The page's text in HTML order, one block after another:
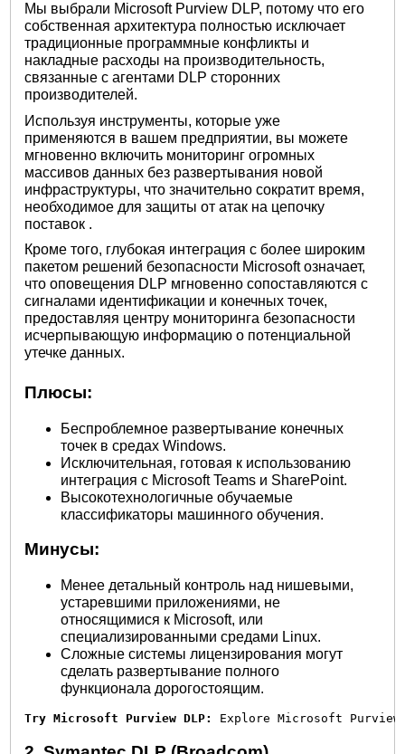
Мы выбрали Microsoft Purview DLP, потому что его
собственная архитектура полностью исключает
традиционные программные конфликты и
накладные расходы на производительность,
связанные с агентами DLP сторонних
производителей.
Используя инструменты, которые уже
применяются в вашем предприятии, вы можете
мгновенно включить мониторинг огромных
массивов данных без развертывания новой
инфраструктуры, что значительно сократит время,
необходимое для защиты отатак на цепочку
поставок .
Кроме того, глубокая интеграция с более широким
пакетом решений безопасности Microsoft означает,
что оповещения DLP мгновенно сопоставляются с
сигналами идентификации и конечных точек,
предоставляя центру мониторинга безопасности
исчерпывающую информацию о потенциальной
утечке данных.
Плюсы:
Беспроблемное развертывание конечных
точек в средах Windows.
Исключительная, готовая к использованию
интеграция с Microsoft Teams и SharePoint.
Высокотехнологичные обучаемые
классификаторы машинного обучения.
Минусы:
Менее детальный контроль над нишевыми,
устаревшими приложениями, не
относящимися к Microsoft, или
специализированными средами Linux.
Сложные системы лицензирования могут
сделать развертывание полного
функционала дорогостоящим.
Try Microsoft Purview DLP: Explore Microsoft Purview